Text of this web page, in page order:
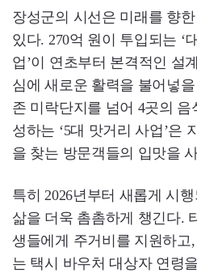
장성군의 시선은 미래를 향
있다. 270억 원이 투입되는 ‘
업’이 연초부터 본격적인 설
심에 새로운 활력을 불어넣
존 미락단지를 넘어 4곳의
성하는 ‘5대 맛거리 사업’은
을 찾는 방문객들의 입맛을
특히 2026년부터 새롭게 시
삶을 더욱 촘촘하게 챙긴다.
생들에게 주거비를 지원하
는 택시 바우처 대상자 연령